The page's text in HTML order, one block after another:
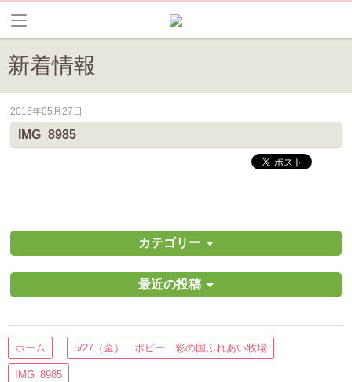
新着情報
皆野町のイベントやお祭り、花情報等の最新情報や観光協会会員情報
2016年05月27日
IMG_8985
カテゴリー
最近の投稿
ホーム 5/27（金） ポピー 彩の国ふれあい牧場
IMG_8985